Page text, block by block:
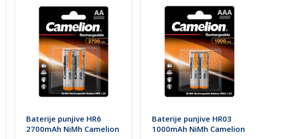
Baterije punjive HR6
2700mAh NiMh Camelion
Baterije punjive HR03
1000mAh NiMh Camelion